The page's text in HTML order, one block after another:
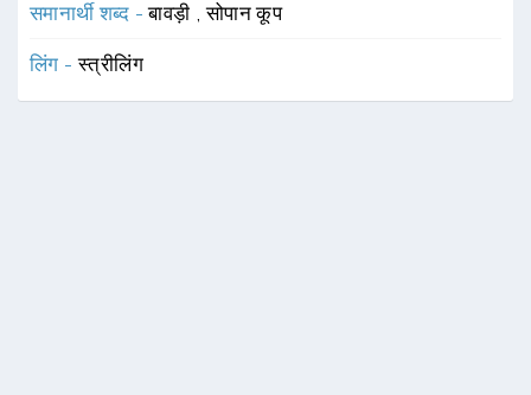
समानार्थी शब्द -बावड़ी ,सोपान कूप
लिंग -स्त्रीलिंग